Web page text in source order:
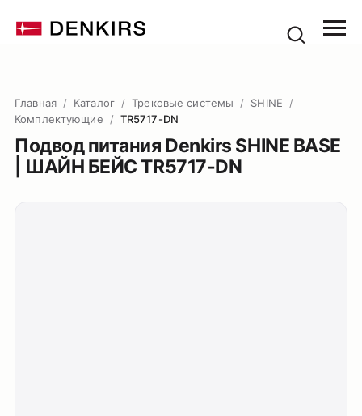
Главная / Каталог / Трековые системы / SHINE
/
Комплектующие
/ TR5717-DN
Подвод питания Denkirs SHINE BASE
| ШАЙН БЕЙС TR5717-DN